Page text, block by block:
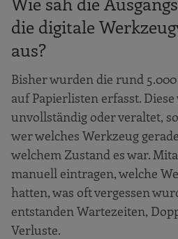
die digitale
aus?
Bisher wurden die rund
auf Papierlisten erfasst.
unvollständig oder veraltet,
wer welches Werkzeug
welchem Zustand es war.
manuell eintragen, welche
hatten, was oft vergessen
entstanden Wartezeiten,
Verluste.